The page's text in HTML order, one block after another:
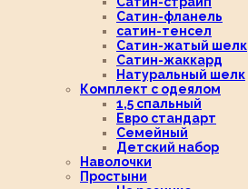
Сатин-фланель
сатин-тенсел
Сатин-жатый шелк
Сатин-жаккард
Натуральный шелк
Комплект с одеялом
1,5 спальный
Евро стандарт
Семейный
Детский набор
Наволочки
Простыни